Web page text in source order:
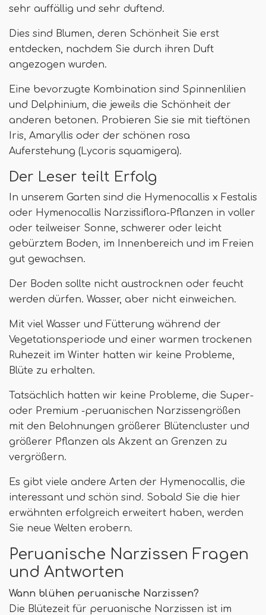
sehr auffällig und sehr duftend.
Dies sind Blumen, deren Schönheit Sie erst
entdecken, nachdem Sie durch ihren Duft
angezogen wurden.
Eine bevorzugte Kombination sind Spinnenlilien
und Delphinium, die jeweils die Schönheit der
anderen betonen. Probieren Sie sie mit tieftönen
Iris, Amaryllis oder der schönen rosa
Auferstehung (Lycoris squamigera).
Der Leser teilt Erfolg
In unserem Garten sind die Hymenocallis x Festalis
oder Hymenocallis Narzissiflora-Pflanzen in voller
oder teilweiser Sonne, schwerer oder leicht
gebürztem Boden, im Innenbereich und im Freien
gut gewachsen.
Der Boden sollte nicht austrocknen oder feucht
werden dürfen. Wasser, aber nicht einweichen.
Mit viel Wasser und Fütterung während der
Vegetationsperiode und einer warmen trockenen
Ruhezeit im Winter hatten wir keine Probleme,
Blüte zu erhalten.
Tatsächlich hatten wir keine Probleme, die Super-
oder Premium -peruanischen Narzissengrößen
mit den Belohnungen größerer Blütencluster und
größerer Pflanzen als Akzent an Grenzen zu
vergrößern.
Es gibt viele andere Arten der Hymenocallis, die
interessant und schön sind. Sobald Sie die hier
erwähnten erfolgreich erweitert haben, werden
Sie neue Welten erobern.
Peruanische Narzissen Fragen
und Antworten
Wann blühen peruanische Narzissen?
Die Blütezeit für peruanische Narzissen ist im